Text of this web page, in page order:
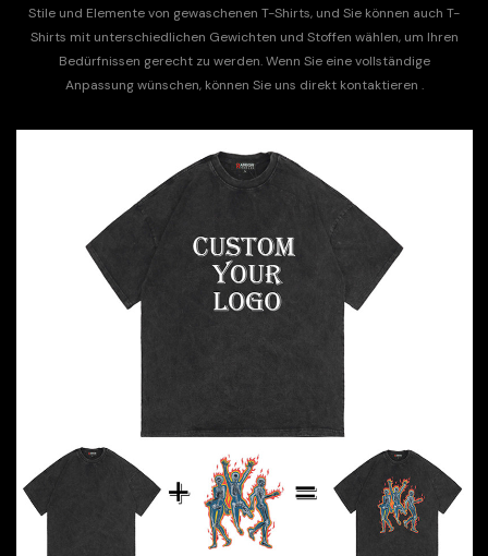
Stile und Elemente von gewaschenen T-Shirts, und Sie können auch T-
Shirts mit unterschiedlichen Gewichten und Stoffen wählen, um Ihren
Bedürfnissen gerecht zu werden. Wenn Sie eine vollständige
Anpassung wünschen, können Sie uns direkt kontaktieren .